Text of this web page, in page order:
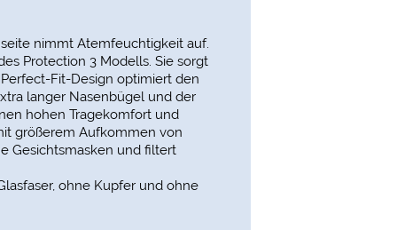
nimmt Atemfeuchtigkeit auf.
Protection 3 Modells. Sie sorgt
Fit-Design optimiert den
langer Nasenbügel und der
hohen Tragekomfort und
größerem Aufkommen von
Gesichtsmasken und filtert
ohne Kupfer und ohne